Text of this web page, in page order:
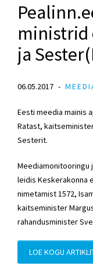
ministrid
ja
06.05.2017
Eesti meedia mainis
Ratast,
Sesterit.
Meediamonitooringu
leidis Keskerakonna
nimetamist 1572,
kaitseminister
rahandusminister
LOE KOGU